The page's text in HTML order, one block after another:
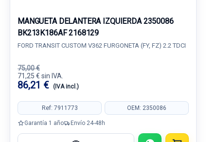
MANGUETA DELANTERA IZQUIERDA 2350086
BK213K186AF 2168129
FORD TRANSIT CUSTOM V362 FURGONETA (FY, FZ) 2.2 TDCI
75,00 €
71,25 € sin IVA.
86,21 € (IVA incl.)
Ref: 7911773 OEM: 2350086
Garantía 1 año Envío 24-48h